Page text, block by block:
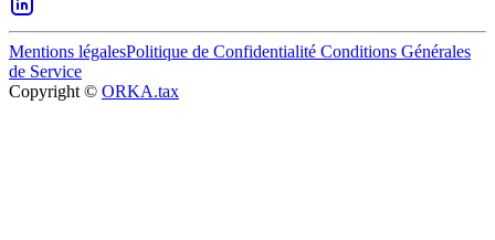
Mentions légalesPolitique de Confidentialité Conditions Générales
de Service
Copyright © ORKA.tax